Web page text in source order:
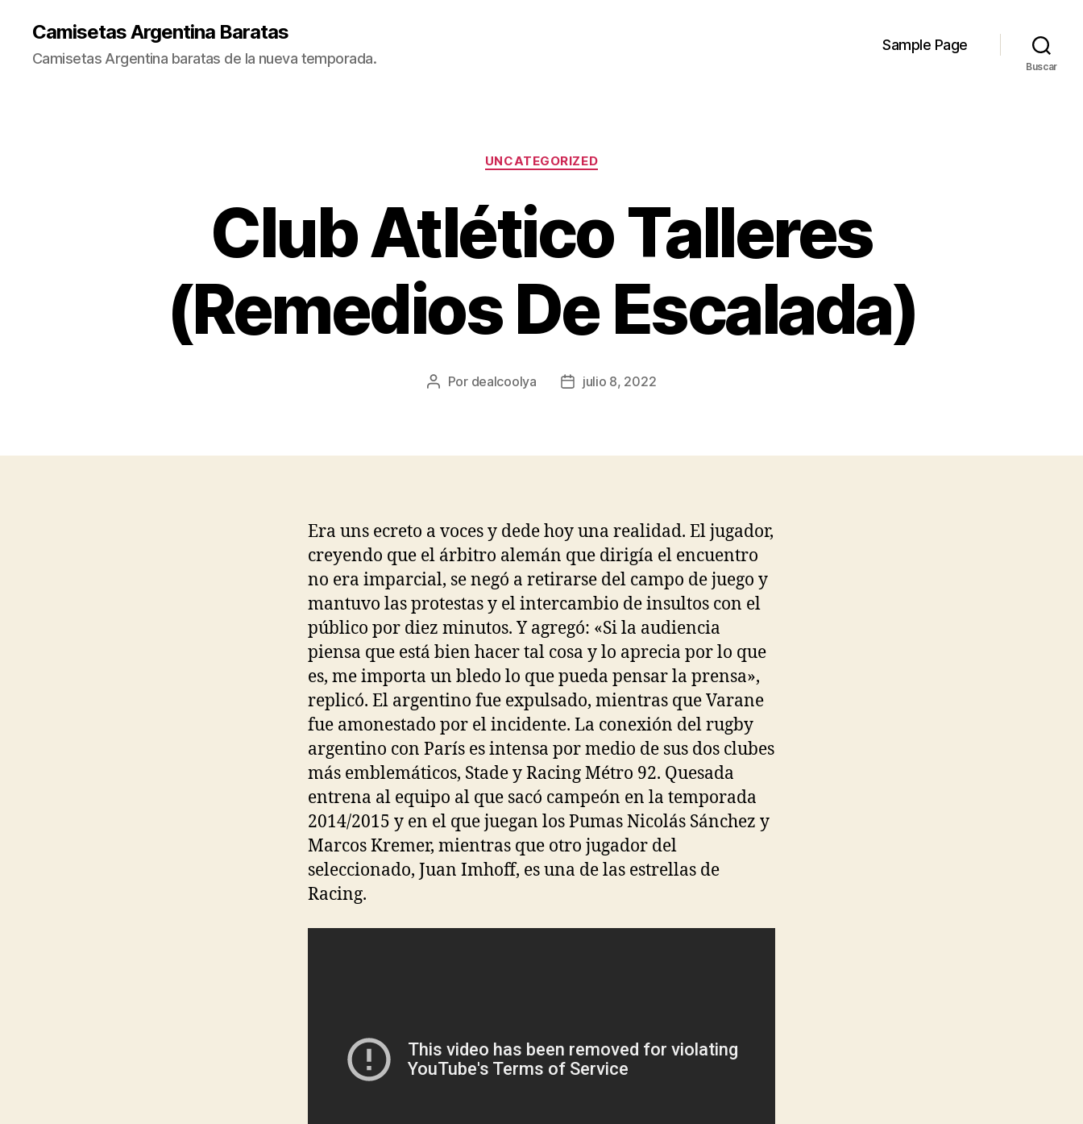
Camisetas Argentina Baratas
Camisetas Argentina baratas de la nueva temporada.
Sample Page
Buscar
Categorías
UNCATEGORIZED
Club Atlético Talleres
(Remedios De Escalada)
Autor
Por dealcoolya
Fechajulio 8, 2022
Era uns ecreto a voces y dede hoy una realidad. El jugador,
creyendo que el árbitro alemán que dirigía el encuentro
no era imparcial, se negó a retirarse del campo de juego y
mantuvo las protestas y el intercambio de insultos con el
público por diez minutos. Y agregó: «Si la audiencia
piensa que está bien hacer tal cosa y lo aprecia por lo que
es, me importa un bledo lo que pueda pensar la prensa»,
replicó. El argentino fue expulsado, mientras que Varane
fue amonestado por el incidente. La conexión del rugby
argentino con París es intensa por medio de sus dos clubes
más emblemáticos, Stade y Racing Métro 92. Quesada
entrena al equipo al que sacó campeón en la temporada
2014/2015 y en el que juegan los Pumas Nicolás Sánchez y
Marcos Kremer, mientras que otro jugador del
seleccionado, Juan Imhoff, es una de las estrellas de
Racing.